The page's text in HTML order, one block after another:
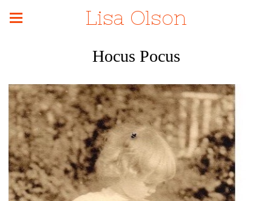
Lisa Olson
Hocus Pocus